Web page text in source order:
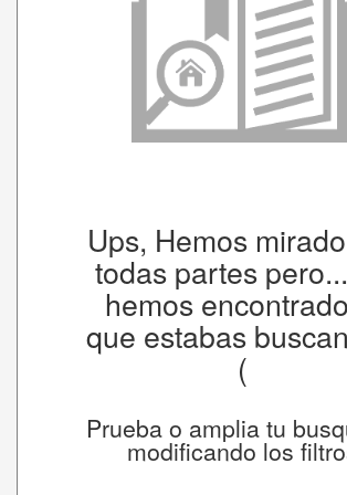
Ups, Hemos
todas partes
hemos
que estabas
(
Prueba o amplia tu
modificando los